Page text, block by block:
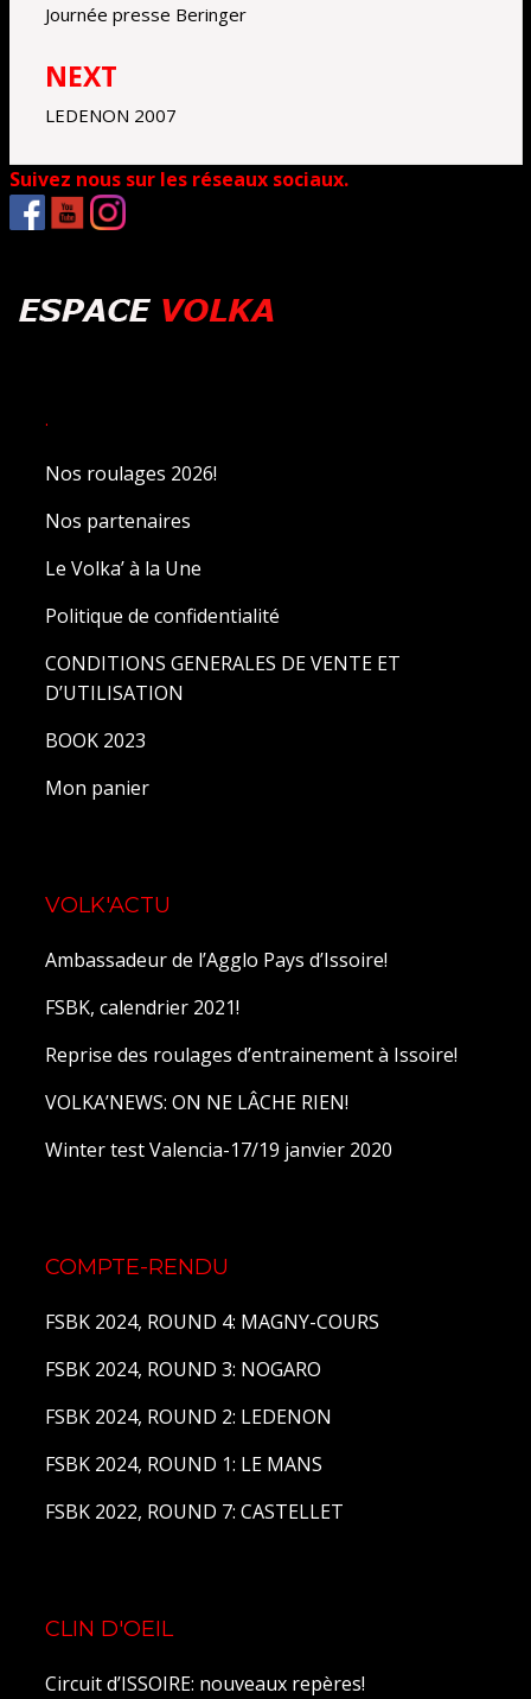
de
l’article
Journée presse Beringer
NEXT
LEDENON 2007
Suivez nous sur les réseaux sociaux.
.
Nos roulages 2026!
Nos partenaires
Le Volka’ à la Une
Politique de confidentialité
CONDITIONS GENERALES DE VENTE ET
D’UTILISATION
BOOK 2023
Mon panier
VOLK'ACTU
Ambassadeur de l’Agglo Pays d’Issoire!
FSBK, calendrier 2021!
Reprise des roulages d’entrainement à Issoire!
VOLKA’NEWS: ON NE LÂCHE RIEN!
Winter test Valencia-17/19 janvier 2020
COMPTE-RENDU
FSBK 2024, ROUND 4: MAGNY-COURS
FSBK 2024, ROUND 3: NOGARO
FSBK 2024, ROUND 2: LEDENON
FSBK 2024, ROUND 1: LE MANS
FSBK 2022, ROUND 7: CASTELLET
CLIN D'OEIL
Circuit d’ISSOIRE: nouveaux repères!